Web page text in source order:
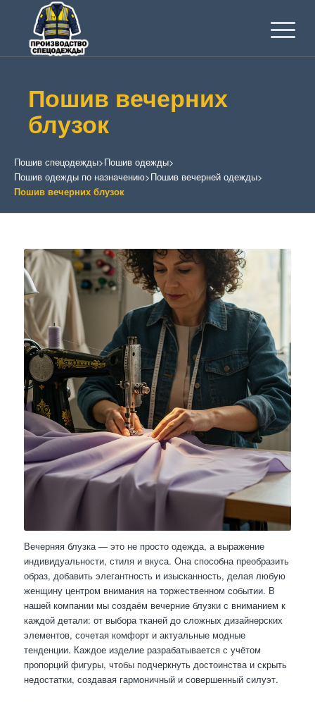
Пошив вечерних
блузок
Пошив спецодежды>Пошив одежды>
Пошив одежды по назначению>Пошив вечерней одежды>
Пошив вечерних блузок
Вечерняя блузка — это не просто одежда, а выражение
индивидуальности, стиля и вкуса. Она способна преобразить
образ, добавить элегантность и изысканность, делая любую
женщину центром внимания на торжественном событии. В
нашей компании мы создаём вечерние блузки с вниманием к
каждой детали: от выбора тканей до сложных дизайнерских
элементов, сочетая комфорт и актуальные модные
тенденции. Каждое изделие разрабатывается с учётом
пропорций фигуры, чтобы подчеркнуть достоинства и скрыть
недостатки, создавая гармоничный и совершенный силуэт.